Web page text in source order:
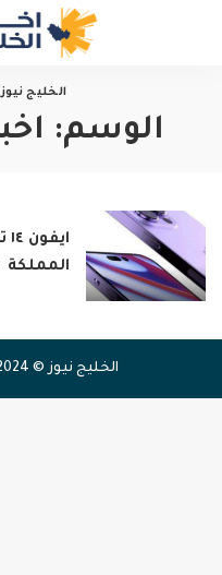
الخليج نيوز
الوسم:
المملكة
الخليج نيوز © 2024 جميع الحقوق محفوظة.